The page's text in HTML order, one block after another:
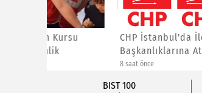
CHP İstanbul'da İlçe
Başkanlıklarına Atama Yaptı
BIST 100